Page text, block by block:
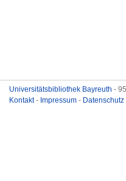
Universitätsbibliothek Bayreuth -
Kontakt- Impressum - Datenschutz